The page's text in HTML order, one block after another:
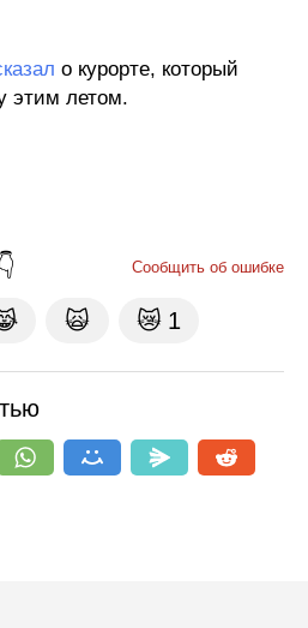
о курорте, который
этим летом.
Сообщить об ошибке
🙀 😿 1